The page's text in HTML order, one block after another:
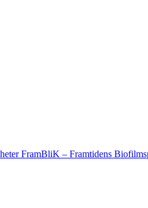
FramBliK – Framtidens